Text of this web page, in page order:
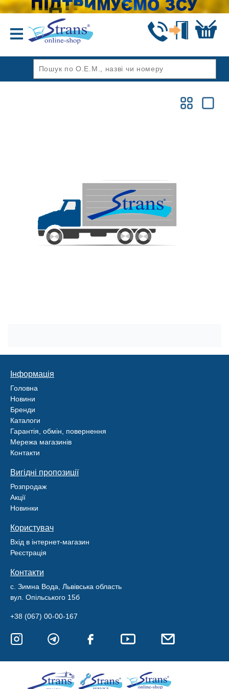
Інформація
Головна
Новини
Бренди
Каталоги
Гарантія, обмін, повернення
Мережа магазинів
Контакти
Вигідні пропозиції
Розпродаж
Акції
Новинки
Користувач
Вхід в інтернет-магазин
Реєстрація
Контакти
с. Зимна Вода, Львівська область
вул. Опільського 15б
+38 (067) 00-00-167